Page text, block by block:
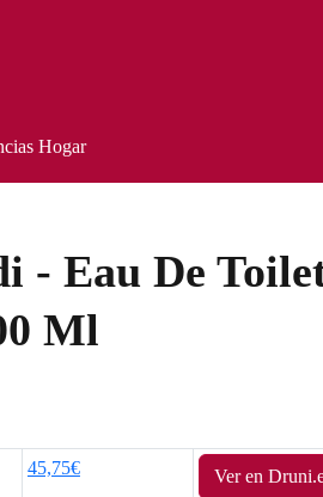
Hogar
- Eau De
Ml
45,75€ Ver en